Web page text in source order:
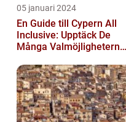
05 januari 2024
En Guide till Cypern All
Inclusive: Upptäck De
Många Valmöjligheterna
Semester...